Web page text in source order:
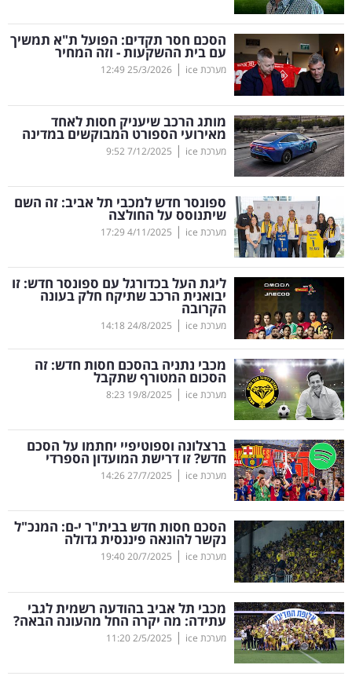
שיווק
ופרסום
משפט
מדדים
ומחקרים
דעות
רכילות
עסקית
קריפטו
ויראלי
טלוויזיה
עסקי
ספורט
קריירה
ולימודים
מינויים
רייטינג
רכב
בריאות
תרבות
הסכם חסר תקדים: הפועל ת"א תמשיך
עם בית ההשקעות - וזה המחיר
מערכת ice |
25/3/2026
12:49
מותג הרכב שיעניק חסות לאחד
מאירועי הספורט המבוקשים במדינה
מערכת ice |
7/12/2025
9:52
ספונסר חדש למכבי תל אביב: זה השם
שיתנוסס על החולצה
מערכת ice |
4/11/2025
17:29
ליגת העל בכדורגל עם ספונסר חדש: זו
יבואנית הרכב שתיקח חלק בעונה
הקרובה
מערכת ice |
24/8/2025
14:18
מכבי נתניה בהסכם חסות חדש: זה
הסכום המטורף שתקבל
מערכת ice |
19/8/2025
8:23
ברצלונה וספוטיפיי יחתמו על הסכם
חדש? זו דרישת המועדון הספרדי
מערכת ice |
27/7/2025
14:26
הסכם חסות חדש בבית"ר י-ם: המנכ"ל
נקשר להונאה פיננסית גדולה
מערכת ice |
20/7/2025
19:40
מכבי תל אביב בהודעה רשמית לגבי
עתידה: מה יקרה החל מהעונה הבאה?
מערכת ice |
2/5/2025
11:20